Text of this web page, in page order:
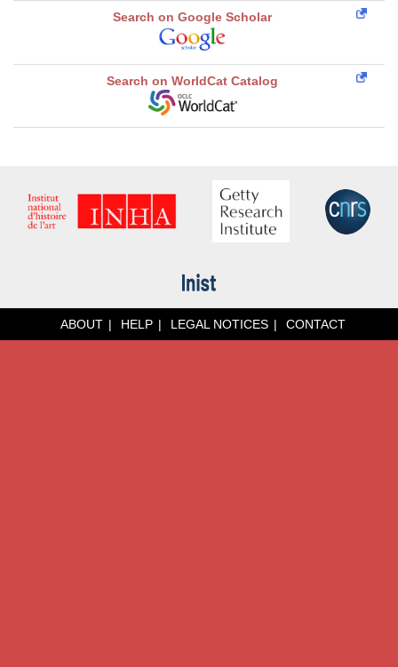
Search on Google Scholar
Search on WorldCat Catalog
ABOUT HELP LEGAL NOTICES CONTACT